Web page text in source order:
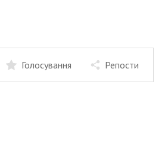
Голосування Репости